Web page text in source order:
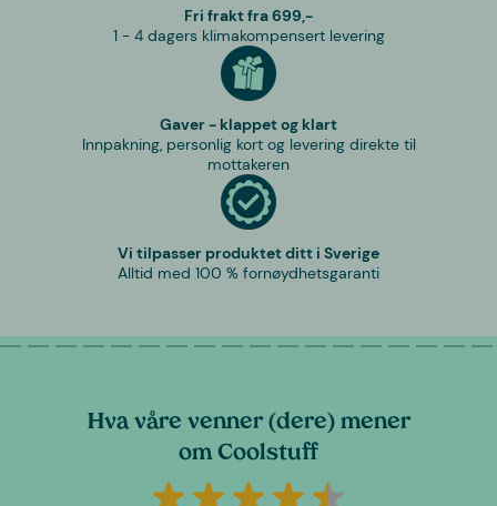
Fri frakt fra 699,-
1 - 4 dagers klimakompensert levering
Gaver - klappet og klart
Innpakning, personlig kort og levering direkte til
mottakeren
Vi tilpasser produktet ditt i Sverige
Alltid med 100 % fornøydhetsgaranti
Hva våre venner (dere) mener
om Coolstuff